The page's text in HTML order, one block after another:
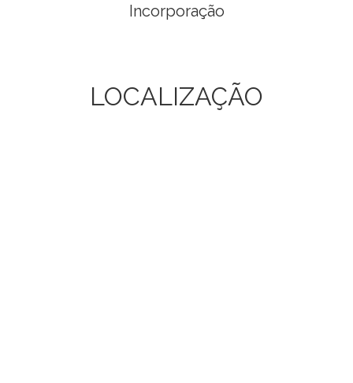
Incorporação
LOCALIZAÇÃO